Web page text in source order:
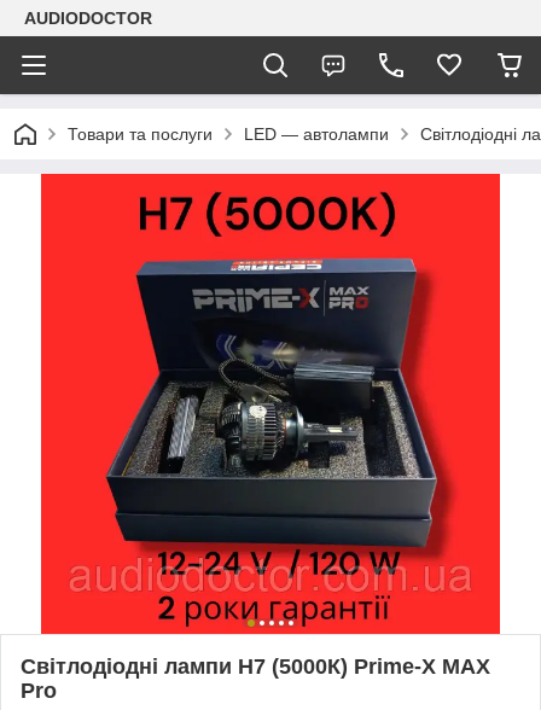
AUDIODOCTOR
Товари та послуги LED — автолампи Світлодіодні
Світлодіодні лампи H7 (5000К) Prime-X MAX
Pro